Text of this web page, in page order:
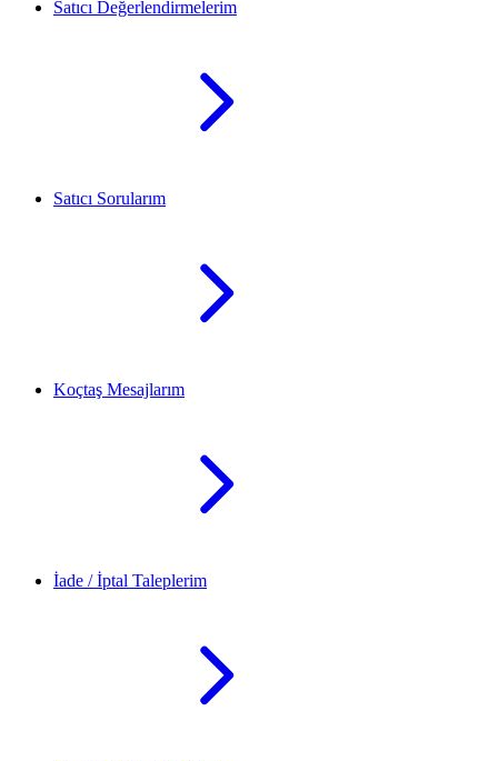
Satıcı Değerlendirmelerim
Satıcı Sorularım
Koçtaş Mesajlarım
İade / İptal Taleplerim